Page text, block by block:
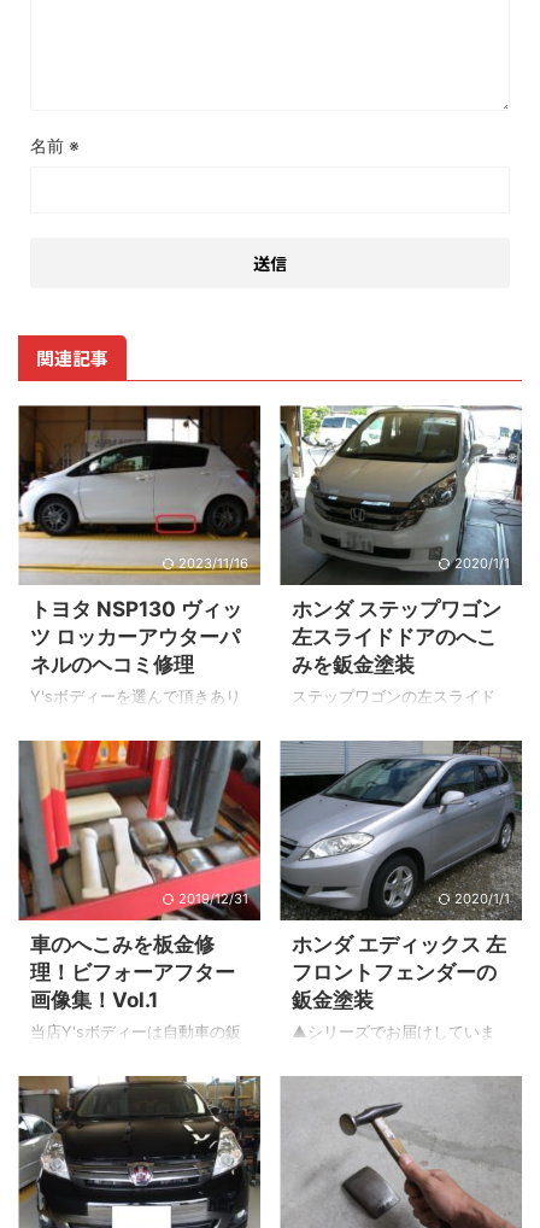
名前 ※
関連記事
2023/11/16
トヨタ NSP130 ヴィッ
ツ ロッカーアウターパ
ネルのヘコミ修理
Y'sボディーを選んで頂きあり
カーアウターパネル（サイド
ステップ）のヘコミ修理のご
依頼です。 内輪差で少し高い
縁石にぶつけやすい箇所でも
あります。 それではビフォ
ー・アフターを見ていきまし
ょう。 ロッカーアウターパネ
ルのヘコミを確認 ▲平成28年
式ヴィッツ。 色はホワイトパ
ール（070） ▲黒い樹脂部品
（ロッカーアウターモール）
も損傷があるので取り替えで
Instagramで見る マスキング
完了っす ...
2020/1/1
ホンダ ステップワゴン
左スライドドアのへこ
みを鈑金塗装
ステップワゴンの左スライド
紹介です。 左スライドドアの
鈑金塗装 ▲横に擦った線状の
へこみです。 ▲これよりも鋭
利に深くへこんでしまうと鉄
板が伸びてしまい修理が大変
になります。 ※軽自動車のよう
な薄い鉄板だと修理不能の可
能性が大です。 このへこみで
も鉄板は少なからず伸びてい
ます。 鈑金完了 ▲へこみは
スタッド溶接機という機械を
使い表側から引き出します。
りの作業も行いました。 サフ
ェーサー塗装 ▲パテ⇒サフェ
ーサー ...
2019/12/31
車のへこみを板金修
理！ビフォーアフター
画像集！Vol.1
当店Y'sボディーは自動車の鈑
す。 今ご覧頂いているこちら
のY'sボディーブログの前に
2009年2月2日に[長野] Y'sボ
ディー - Yahoo!ブログを開設
しました。 そのきっかけのな
ったのが自動車のヘコミを直
2020/1/1
ホンダ エディックス 左
フロントフェンダーの
鈑金塗装
▲シリーズでお届けしていま
集！」 1つの記事に沢山の修理
工程を詰め込むと縦に長くな
りすぎるのでこれからは1台1台
ご紹介していくことにしまし
た。 それではY'sボディーで過